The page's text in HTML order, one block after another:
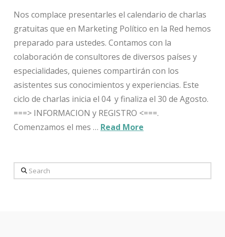
Nos complace presentarles el calendario de charlas
gratuitas que en Marketing Político en la Red hemos
preparado para ustedes. Contamos con la
colaboración de consultores de diversos países y
especialidades, quienes compartirán con los
asistentes sus conocimientos y experiencias. Este
ciclo de charlas inicia el 04 y finaliza el 30 de Agosto.
===> INFORMACION y REGISTRO <===.
Comenzamos el mes … Read More
Search